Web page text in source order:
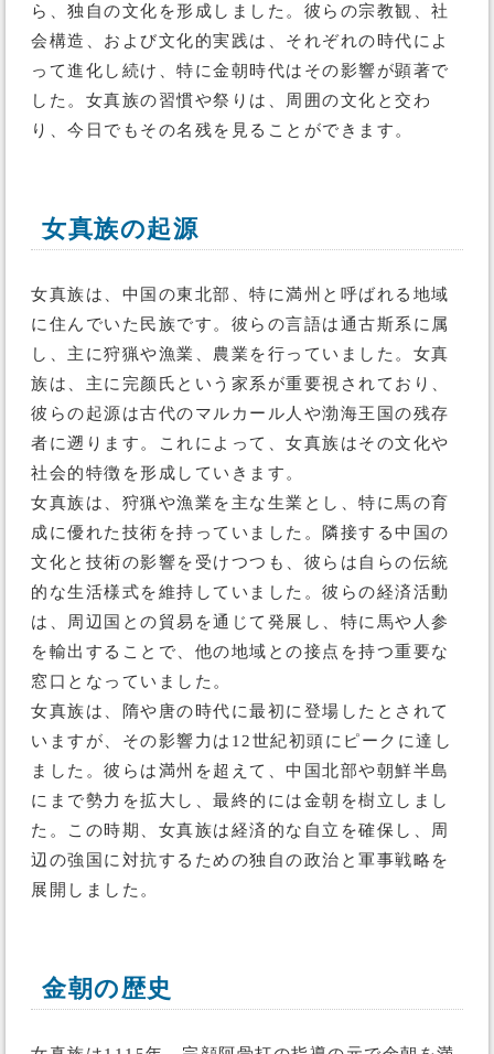
ら、独自の文化を形成しました。彼らの宗教観、社
会構造、および文化的実践は、それぞれの時代によ
って進化し続け、特に金朝時代はその影響が顕著で
した。女真族の習慣や祭りは、周囲の文化と交わ
り、今日でもその名残を見ることができます。
女真族の起源
女真族は、中国の東北部、特に満州と呼ばれる地域
に住んでいた民族です。彼らの言語は通古斯系に属
し、主に狩猟や漁業、農業を行っていました。女真
族は、主に完颜氏という家系が重要視されており、
彼らの起源は古代のマルカール人や渤海王国の残存
者に遡ります。これによって、女真族はその文化や
社会的特徴を形成していきます。
女真族は、狩猟や漁業を主な生業とし、特に馬の育
成に優れた技術を持っていました。隣接する中国の
文化と技術の影響を受けつつも、彼らは自らの伝統
的な生活様式を維持していました。彼らの経済活動
は、周辺国との貿易を通じて発展し、特に馬や人参
を輸出することで、他の地域との接点を持つ重要な
窓口となっていました。
女真族は、隋や唐の時代に最初に登場したとされて
いますが、その影響力は12世紀初頭にピークに達し
ました。彼らは満州を超えて、中国北部や朝鮮半島
にまで勢力を拡大し、最終的には金朝を樹立しまし
た。この時期、女真族は経済的な自立を確保し、周
辺の強国に対抗するための独自の政治と軍事戦略を
展開しました。
金朝の歴史